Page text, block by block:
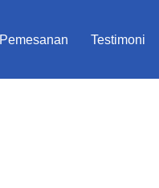
Pemesanan Testimoni